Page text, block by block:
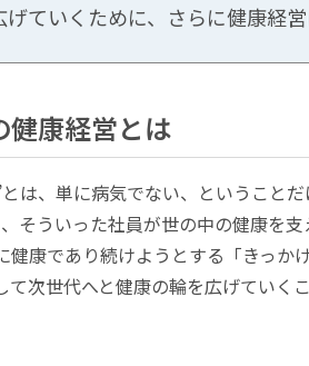
ていくために、さらに健康経
健康経営とは
とは、単に病気でない、ということ
そういった社員が世の中の健康を支
健康であり続けようとする「きっか
て次世代へと健康の輪を広げていく